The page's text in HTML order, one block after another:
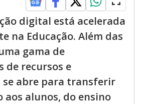
digital está acelerada
na Educação. Além das
gama de
de recursos e
se abre para transferir
aos alunos, do ensino